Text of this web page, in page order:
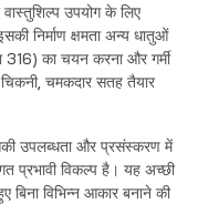
उपयोग के लिए
निर्माण क्षमता अन्य धातुओं
का चयन करना और गर्मी
चमकदार सतह तैयार
उपलब्धता और प्रसंस्करण में
प्रभावी विकल्प है। यह अच्छी
बिना विभिन्न आकार बनाने की